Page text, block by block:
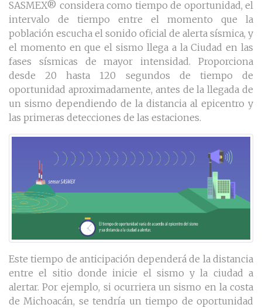
SASMEX® considera como tiempo de oportunidad, el
intervalo de tiempo entre el momento que la
población escucha el sonido oficial de alerta sísmica, y
el momento en que el sismo llega a la Ciudad en las
fases sísmicas de mayor intensidad. Proporciona
desde 20 hasta 120 segundos de tiempo de
oportunidad aproximadamente, antes de la llegada de
un sismo dependiendo de la distancia al epicentro y
las primeras detecciones de las estaciones.
Este tiempo de anticipación dependerá de la distancia
entre el sitio donde inicie el sismo y la ciudad a
alertar. Por ejemplo, si ocurriera un sismo en la costa
de Michoacán, se tendría un tiempo de oportunidad